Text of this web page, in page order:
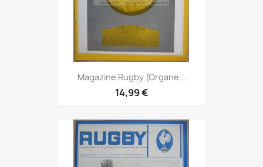
Magazine Rugby (Organe...
14,99 €